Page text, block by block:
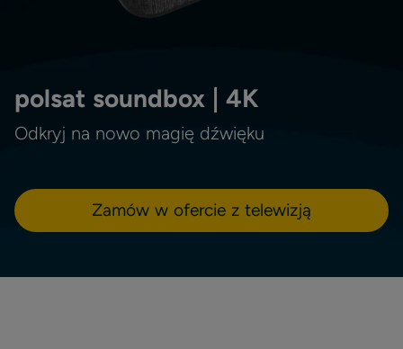
polsat soundbox | 4K
Odkryj na nowo magię dźwięku
Zamów w ofercie z telewizją